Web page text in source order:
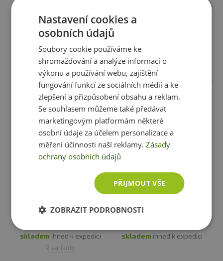
sklademihned k expedici
Vložit do košíku
skladem
Vložit do košíku
skladem ihned k expedici
2 varianty
NATIOS Ashwagandha
skladem ihned k expedici
Nastavení cookies a
osobních údajů
Soubory cookie používáme ke
shromažďování a analýze informací o
výkonu a používání webu, zajištění
fungování funkcí ze sociálních médií a ke
zlepšení a přizpůsobení obsahu a reklam.
Se souhlasem můžeme také předávat
marketingovým platformám některé
osobní údaje za účelem personalizace a
měření účinnosti naší reklamy.Zásady
ochrany osobních údajů
PŘIJMOUT VŠE
ZOBRAZIT PODROBNOSTI